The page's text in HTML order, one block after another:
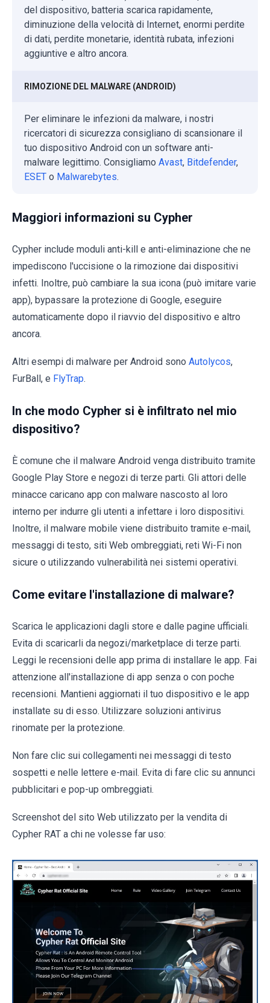
del dispositivo, batteria scarica rapidamente,
diminuzione della velocità di Internet, enormi perdite
di dati, perdite monetarie, identità rubata, infezioni
aggiuntive e altro ancora.
RIMOZIONE DEL MALWARE (ANDROID)
Per eliminare le infezioni da malware, i nostri
ricercatori di sicurezza consigliano di scansionare il
tuo dispositivo Android con un software anti-
malware legittimo. Consigliamo Avast, Bitdefender,
ESET o Malwarebytes.
Maggiori informazioni su Cypher
Cypher include moduli anti-kill e anti-eliminazione che ne
impediscono l'uccisione o la rimozione dai dispositivi
infetti. Inoltre, può cambiare la sua icona (può imitare varie
app), bypassare la protezione di Google, eseguire
automaticamente dopo il riavvio del dispositivo e altro
ancora.
Altri esempi di malware per Android sono Autolycos,
FurBall, e FlyTrap.
In che modo Cypher si è infiltrato nel mio
dispositivo?
È comune che il malware Android venga distribuito tramite
Google Play Store e negozi di terze parti. Gli attori delle
minacce caricano app con malware nascosto al loro
interno per indurre gli utenti a infettare i loro dispositivi.
Inoltre, il malware mobile viene distribuito tramite e-mail,
messaggi di testo, siti Web ombreggiati, reti Wi-Fi non
sicure o utilizzando vulnerabilità nei sistemi operativi.
Come evitare l'installazione di malware?
Scarica le applicazioni dagli store e dalle pagine ufficiali.
Evita di scaricarli da negozi/marketplace di terze parti.
Leggi le recensioni delle app prima di installare le app. Fai
attenzione all'installazione di app senza o con poche
recensioni. Mantieni aggiornati il tuo dispositivo e le app
installate su di esso. Utilizzare soluzioni antivirus
rinomate per la protezione.
Non fare clic sui collegamenti nei messaggi di testo
sospetti e nelle lettere e-mail. Evita di fare clic su annunci
pubblicitari e pop-up ombreggiati.
Screenshot del sito Web utilizzato per la vendita di
Cypher RAT a chi ne volesse far uso: